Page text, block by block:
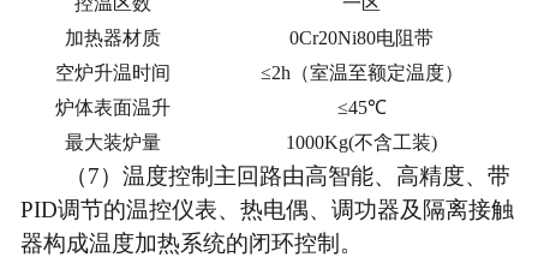
加热器材质
0Cr20Ni80电阻带
空炉升温时间
≤2h（室温至额定温度）
炉体表面温升
≤45℃
最大装炉量
1000Kg(不含工装)
（7）温度控制主回路由高智能、高精度、带
PID调节的温控仪表、 热电偶、调功器及隔离接触
器构成温度加热系统的闭环控制。